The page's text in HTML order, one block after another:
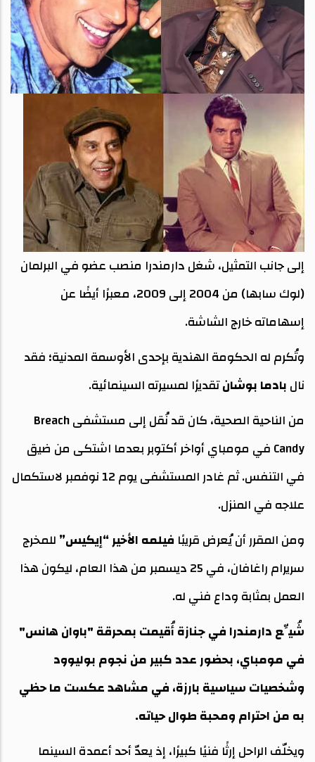
إلى جانب التمثيل، شغل دارمندرا منصب عضو في البرلمان
(لوك سابها) من 2004 إلى 2009، معبرًا أيضًا عن
إسهاماته خارج الشاشة.
وتُكرم له الحكومة الهندية بإحدى الأوسمة المدنية؛ فقد
نالبادما بوشانتقديرًا لمسيرته السينمائية.
من الناحية الصحية، كان قد نُقل إلى مستشفى Breach
Candy في مومباي أواخر أكتوبر بعدما اشتكى من ضيق
في التنفس. ثم غادر المستشفى يوم 12 نوفمبر لاستكمال
علاجه في المنزل.
ومن المقرر أن يُعرض قريبًا فيلمه الأخير “إيكيس”للمخرج
سريرام راغافان، في 25 ديسمبر من هذا العام، ليكون هذا
العمل بمثابة وداع فني له.
شُيِّع دارمندرا في جنازة أُقيمت بمحرقة "باوان هانس"
في مومباي، بحضور عدد كبير من نجوم بوليوود
وشخصيات سياسية بارزة، في مشاهد عكست ما حظي
به من احترام ومحبة طوال حياته.
ويخلّف الراحل إرثًا فنيًا كبيرًا، إذ يعدّ أحد أعمدة السينما